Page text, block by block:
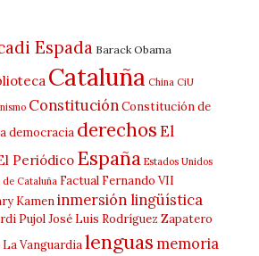
EspadaBarack Obama
Cataluña China CiU
ConstituciónConstitución de
democracia derechosEl
Periódico España Estados Unidos
de Cataluña Factual Fernando VII
Kameninmersión lingüística
PujolJosé Luis Rodríguez Zapatero
La Vanguardialenguas memoria